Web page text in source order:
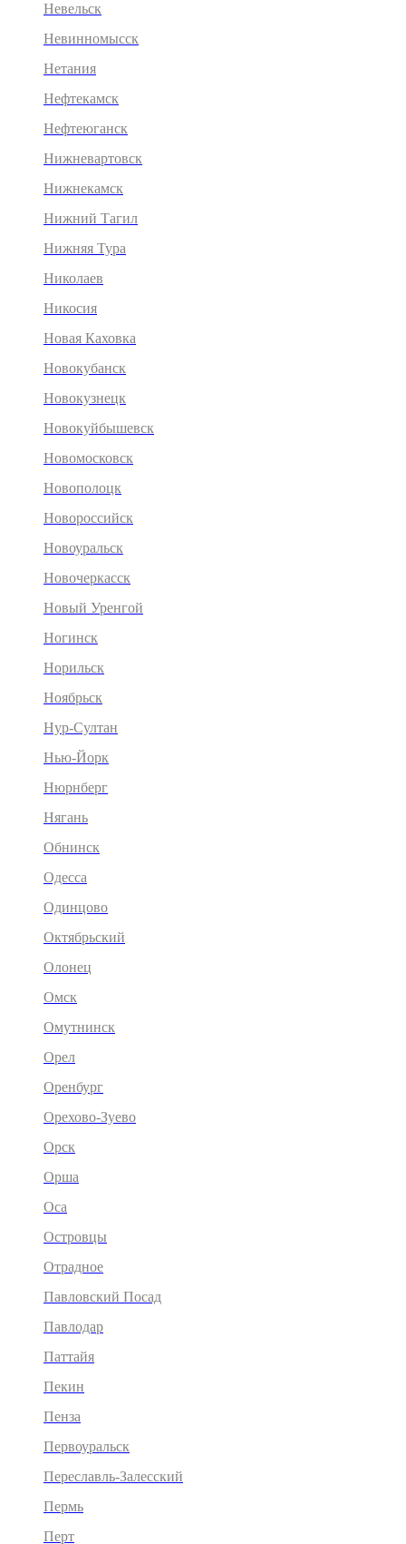
Невельск
Невинномысск
Нетания
Нефтекамск
Нефтеюганск
Нижневартовск
Нижнекамск
Нижний Тагил
Нижняя Тура
Николаев
Никосия
Новая Каховка
Новокубанск
Новокузнецк
Новокуйбышевск
Новомосковск
Новополоцк
Новороссийск
Новоуральск
Новочеркасск
Новый Уренгой
Ногинск
Норильск
Ноябрьск
Нур-Султан
Нью-Йорк
Нюрнберг
Нягань
Обнинск
Одесса
Одинцово
Октябрьский
Олонец
Омск
Омутнинск
Орел
Оренбург
Орехово-Зуево
Орск
Орша
Оса
Островцы
Отрадное
Павловский Посад
Павлодар
Паттайя
Пекин
Пенза
Первоуральск
Переславль-Залесский
Пермь
Перт